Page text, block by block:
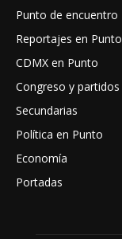
Punto de encuentro
Reportajes en Punto
CDMX en Punto
Congreso y partidos
Secundarias
Política en Punto
Economía
Portadas